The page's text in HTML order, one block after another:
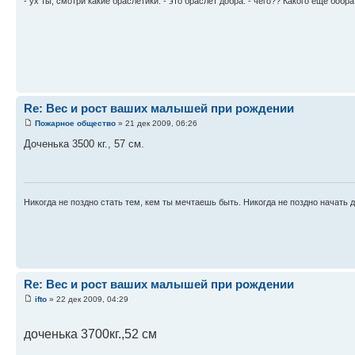
Re: Вес и рост ваших малышей при рождении
Пожарное общество » 21 дек 2009, 06:26
Доченька 3500 кг., 57 см.
Никогда не поздно стать тем, кем ты мечтаешь быть. Никогда не поздно начать
Re: Вес и рост ваших малышей при рождении
ifto » 22 дек 2009, 04:29
доченька 3700кг.,52 см